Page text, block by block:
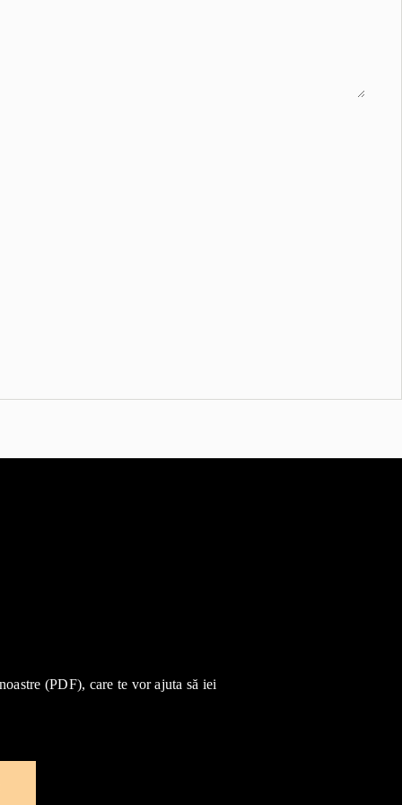
(PDF), care te vor ajuta să iei